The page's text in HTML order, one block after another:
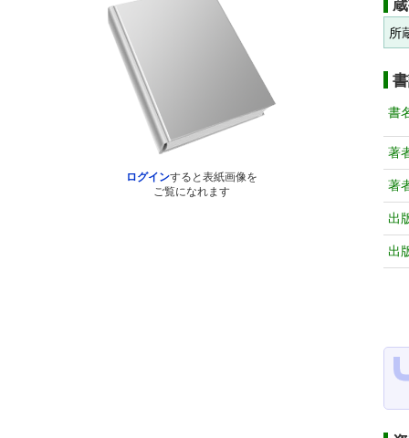
ログインすると表紙画像を
ご覧になれます
所
書
著
著
出
出